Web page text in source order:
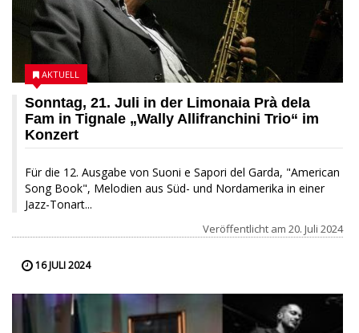
Sonntag, 21. Juli in der Limonaia Prà dela
Fam in Tignale „Wally Allifranchini Trio“ im
Konzert
Für die 12. Ausgabe von Suoni e Sapori del Garda, "American
Song Book", Melodien aus Süd- und Nordamerika in einer
Jazz-Tonart...
AKTUELL
Veröffentlicht am 20. Juli 2024
16 JULI 2024